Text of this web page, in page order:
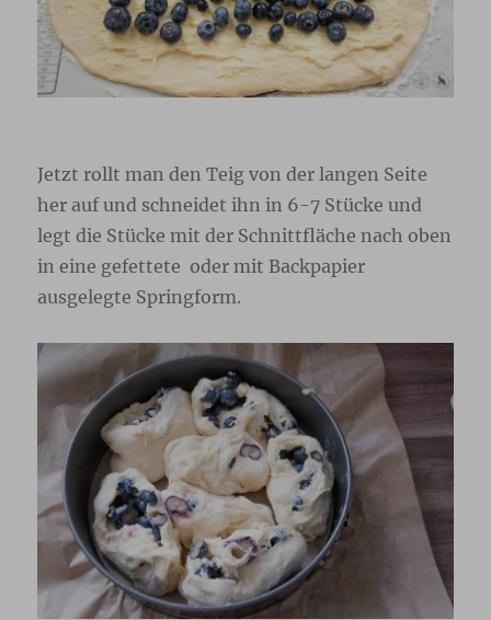
Jetzt rollt man den Teig von der langen Seite
her auf und schneidet ihn in 6-7 Stücke und
legt die Stücke mit der Schnittfläche nach oben
in eine gefettete oder mit Backpapier
ausgelegte Springform.